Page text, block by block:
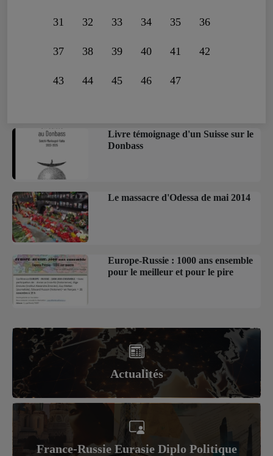
31 32 33 34 35 36
37 38 39 40 41 42
43 44 45 46 47
Livre témoignage d'un Suisse sur le
Donbass
Le massacre d'Odessa de mai 2014
Europe-Russie : 1000 ans ensemble
pour le meilleur et pour le pire
Actualités
France-Russie Eurasie Diplo Politique